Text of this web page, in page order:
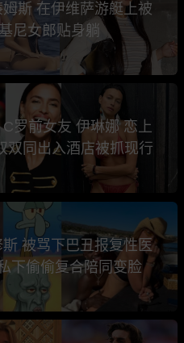
斯 在伊维萨游艇上被
尼女郎贴身躺
罗前女友 伊琳娜 恋上
双同出入酒店被抓现行
被骂下巴丑报复性医
下偷偷复合陪同变脸